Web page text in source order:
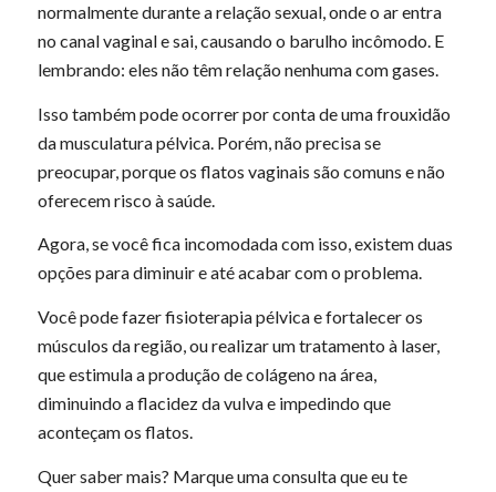
normalmente durante a relação sexual, onde o ar entra
no canal vaginal e sai, causando o barulho incômodo. E
lembrando: eles não têm relação nenhuma com gases.
Isso também pode ocorrer por conta de uma frouxidão
da musculatura pélvica. Porém, não precisa se
preocupar, porque os flatos vaginais são comuns e não
oferecem risco à saúde.
Agora, se você fica incomodada com isso, existem duas
opções para diminuir e até acabar com o problema.
Você pode fazer fisioterapia pélvica e fortalecer os
músculos da região, ou realizar um tratamento à laser,
que estimula a produção de colágeno na área,
diminuindo a flacidez da vulva e impedindo que
aconteçam os flatos.
Quer saber mais? Marque uma consulta que eu te